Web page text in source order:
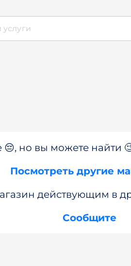
😔, но вы можете найти
Посмотреть другие
действующим в
Сообщите